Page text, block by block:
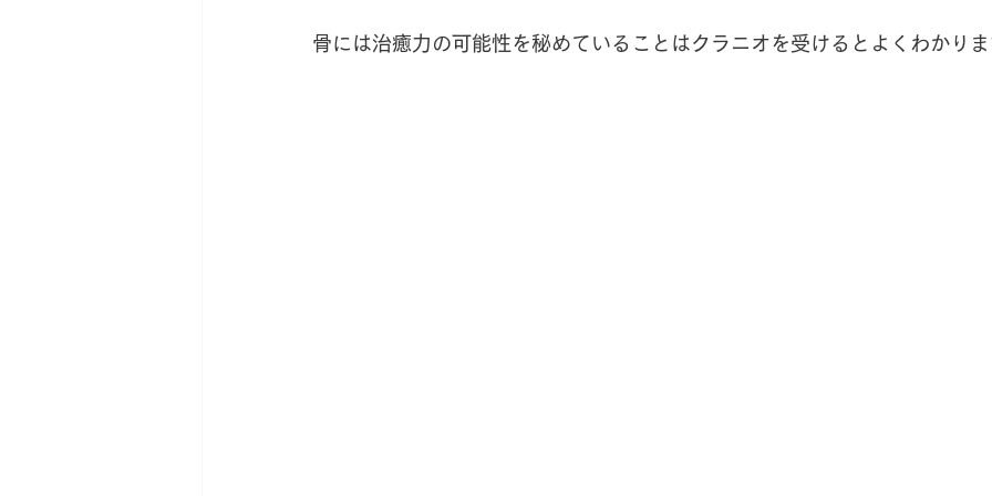
骨には治癒力の可能性を秘めていることはクラニオを受けるとよくわかり